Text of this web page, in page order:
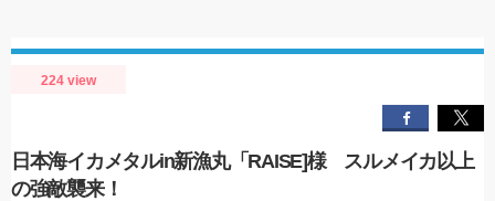
224 view
日本海イカメタルin新漁丸「RAISE]様 スルメイカ以上
の強敵襲来！